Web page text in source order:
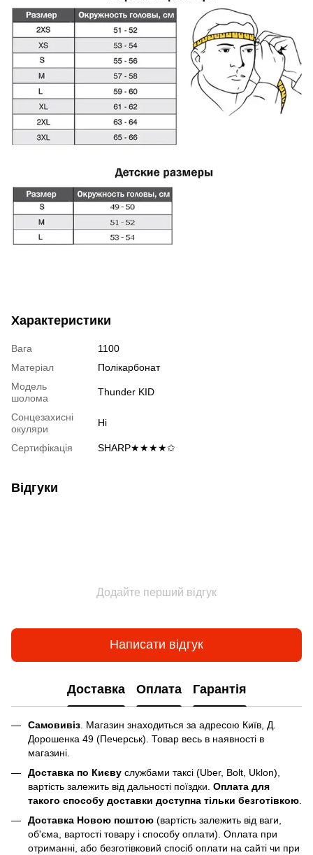
Характеристики
Вага
1100
Матеріал
Полікарбонат
Модель
шолома
Thunder KID
Сонцезахисні
окуляри
Ні
Сертифікація SHARP★★★★✩
Відгуки
Додайте перший відгук
Написати відгук
Доставка Оплата Гарантія
Самовивіз . Магазин знаходиться за адресою Київ, Д.
Дорошенка 49 (Печерськ). Товар весь в наявності в
магазині.
Доставка по Києву службами таксі (Uber, Bolt, Uklon),
вартість залежить від дальності поїздки. Оплата для
такого способу доставки доступна тільки безготівкою
Доставка Новою поштою (вартість залежить від ваги,
об'єма, вартості товару і способу оплати). Оплата при
отриманні, або безготівковий спосіб оплати на сайті чи при